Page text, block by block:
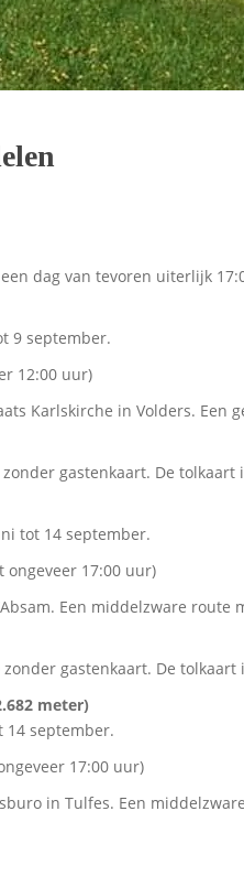
dag van tevoren uiterlijk
9 september.
12:00 uur)
Karlskirche in Volders. Een
gastenkaart. De tolkaart
tot 14 september.
17:00 uur)
Een middelzware route
gastenkaart. De tolkaart
meter)
14 september.
17:00 uur)
in Tulfes. Een